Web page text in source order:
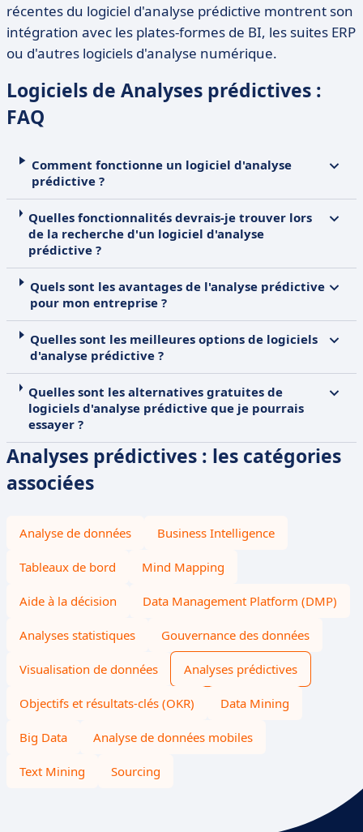
récentes du logiciel d'analyse prédictive montrent son
intégration avec les plates-formes de BI, les suites ERP
ou d'autres logiciels d'analyse numérique.
Logiciels de Analyses prédictives :
FAQ
Comment fonctionne un logiciel d'analyse
prédictive ?
Quelles fonctionnalités devrais-je trouver lors
de la recherche d'un logiciel d'analyse
prédictive ?
Quels sont les avantages de l'analyse prédictive
pour mon entreprise ?
Quelles sont les meilleures options de logiciels
d'analyse prédictive ?
Quelles sont les alternatives gratuites de
logiciels d'analyse prédictive que je pourrais
essayer ?
Analyses prédictives : les catégories
associées
Analyse de données Business Intelligence
Tableaux de bord Mind Mapping
Aide à la décision Data Management Platform (DMP)
Analyses statistiques Gouvernance des données
Visualisation de données Analyses prédictives
Objectifs et résultats-clés (OKR) Data Mining
Big Data Analyse de données mobiles
Text Mining Sourcing